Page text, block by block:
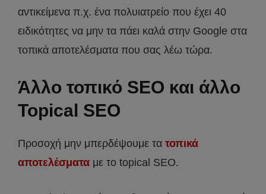
αντικείμενα π.χ. ένα πολυιατρείο που έχει 40
ειδικότητες να μην τα πάει καλά στην Google στα
τοπικά αποτελέσματα που σας λέω τώρα.
Άλλο τοπικό SEO και άλλο
Topical SEO
Προσοχή μην μπερδέψουμε τα τοπικά
αποτελέσματα με το topical SEO.